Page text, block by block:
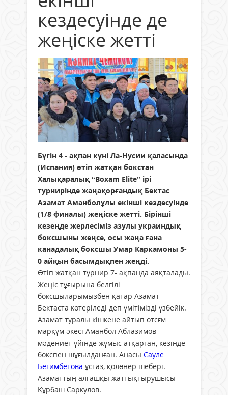
кездесуінде де
жеңіске жетті
Бүгін 4 - ақпан күні Ла-Нусии қаласында
(Испания) өтіп жатқан бокстан
Халықаралық “Boxam Elite” ірі
турнирінде жаңақорғандық Бектас
Азамат Аманболұлы екінші кездесуінде
(1/8 финалы) жеңіске жетті. Бірінші
кезеңде жерлесіміз азулы украиндық
боксшыны жеңсе, осы жаңа ғана
канадалық боксшы Умар Каркамоны 5-
0 айқын басымдықпен жеңді.
Өтіп жатқан турнир 7- ақпанда аяқталады.
Жеңіс тұғырына белгілі
боксшыларымызбен қатар Азамат
Бектаста көтеріледі деп үмітімізді үзбейік.
Азамат туралы кішкене айтып өтсғм
марқұм әкесі Аманбол Аблазимов
мәдениет үйінде жұмыс атқарған, кезінде
бокспен шұғылданған. Анасы Сауле
Бегимбетова ұстаз, қолөнер шебері.
Азаматтың алғашқы жаттықтырушысы
Құрбаш Саркулов.